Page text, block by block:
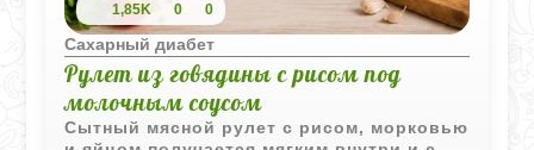
1,85K 0 0
Сахарный диабет
Рулет из говядины с рисом под
молочным соусом
Сытный мясной рулет с рисом, морковью